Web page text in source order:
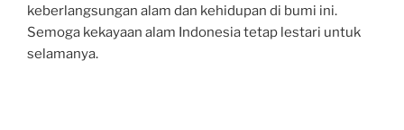
keberlangsungan alam dan kehidupan di bumi ini.
Semoga kekayaan alam Indonesia tetap lestari untuk
selamanya.